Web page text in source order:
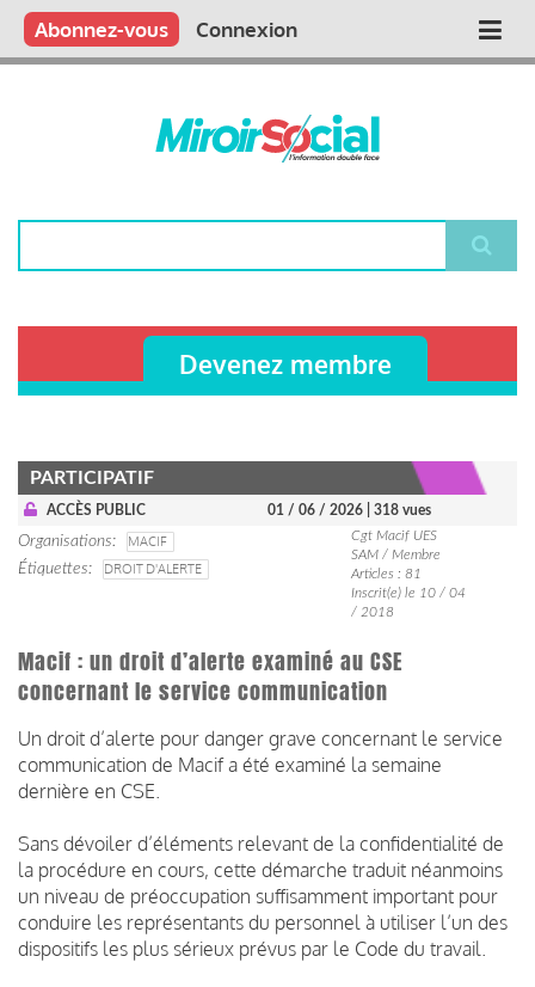
Aller
contenu
Main
Qui sommes nous ?
Vous publiez
Nous publions
Contactez-nous
Abonnez-vous Connexion
Devenez membre
PARTICIPATIF
ACCÈS PUBLIC 01 / 06 / 2026 | 318 vues
Organisations
MACIF
Étiquettes
DROIT D'ALERTE
Cgt Macif UES
SAM / Membre
Articles : 81
Inscrit(e) le 10 / 04
/ 2018
Macif : un droit d’alerte examiné au CSE
concernant le service communication
Un droit d’alerte pour danger grave concernant le service
communication de Macif a été examiné la semaine
dernière en CSE.
Sans dévoiler d’éléments relevant de la confidentialité de
la procédure en cours, cette démarche traduit néanmoins
un niveau de préoccupation suffisamment important pour
conduire les représentants du personnel à utiliser l’un des
dispositifs les plus sérieux prévus par le Code du travail.